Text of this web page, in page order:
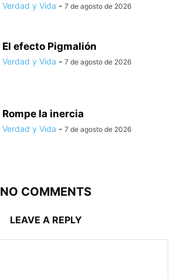
Verdad y Vida - 7 de agosto de 2026
El efecto Pigmalión
Verdad y Vida - 7 de agosto de 2026
Rompe la inercia
Verdad y Vida - 7 de agosto de 2026
NO COMMENTS
LEAVE A REPLY